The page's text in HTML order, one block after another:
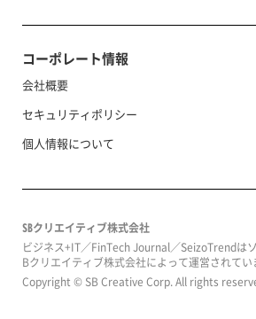
コーポレート情報
会社概要
セキュリティポリシー
個人情報について
SBクリエイティブ株式会社
ビジネス+IT／FinTech Journal／SeizoTrendは
Bクリエイティブ株式会社によって運営されてい
Copyright © SB Creative Corp. All rights